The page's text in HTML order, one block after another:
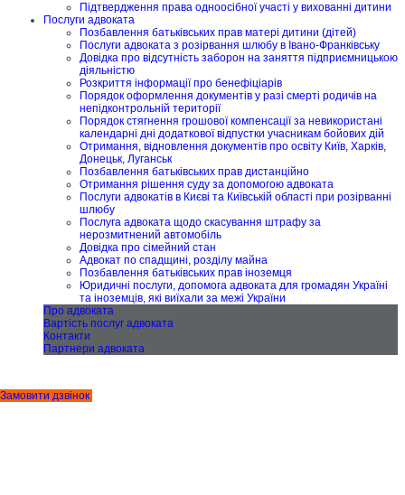
Замовити дзвінок
Підтвердження права одноосібної участі у вихованні дитини
Послуги адвоката
Позбавлення батьківських прав матері дитини (дітей)
Послуги адвоката з розірвання шлюбу в Івано-Франківську
Довідка про відсутність заборон на заняття підприємницькою
діяльністю
Розкриття інформації про бенефіціарів
Порядок оформлення документів у разі смерті родичів на
непідконтрольній території
Порядок стягнення грошової компенсації за невикористані
календарні дні додаткової відпустки учасникам бойових дій
Отримання, відновлення документів про освіту Київ, Харків,
Донецьк, Луганськ
Позбавлення батьківських прав дистанційно
Отримання рішення суду за допомогою адвоката
Послуги адвокатів в Києві та Київській області при розірванні
шлюбу
Послуга адвоката щодо скасування штрафу за
нерозмитнений автомобіль
Довідка про сімейний стан
Адвокат по спадщині, розділу майна
Позбавлення батьківських прав іноземця
Юридичні послуги, допомога адвоката для громадян Україні
та іноземців, які виїхали за межі України
Про адвоката
Вартість послуг адвоката
Контакти
Партнери адвоката